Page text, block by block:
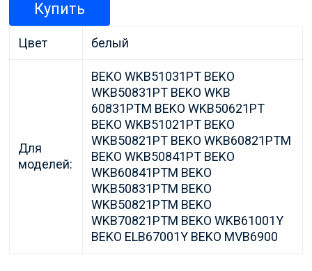
Купить
Цвет белый
Для
моделей:
BEKO WKB51031PT BEKO
WKB50831PT BEKO WKB
60831PTM BEKO WKB50621PT
BEKO WKB51021PT BEKO
WKB50821PT BEKO WKB60821PTM
BEKO WKB50841PT BEKO
WKB60841PTM BEKO
WKB50831PTM BEKO
WKB50821PTM BEKO
WKB70821PTM BEKO WKB61001Y
BEKO ELB67001Y BEKO MVB6900